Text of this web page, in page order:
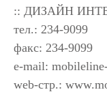
:: ДИЗАЙН
тел.: 234-9099
факс: 234-9099
e-mail:
web-стр.: